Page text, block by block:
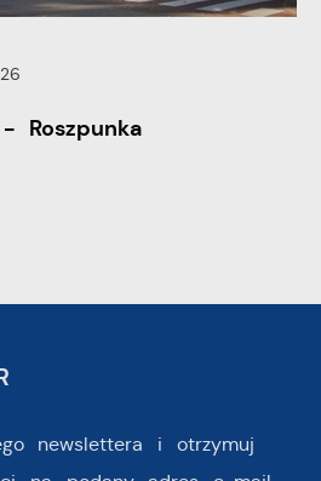
Roszpunka
newslettera i otrzymuj